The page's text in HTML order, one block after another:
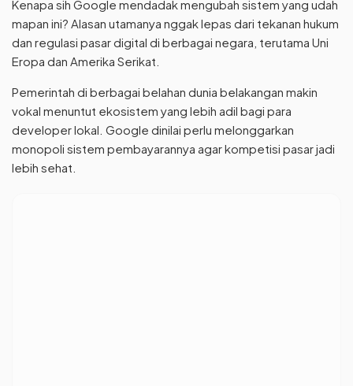
Kenapa sih Google mendadak mengubah sistem yang udah
mapan ini? Alasan utamanya nggak lepas dari tekanan hukum
dan regulasi pasar digital di berbagai negara, terutama Uni
Eropa dan Amerika Serikat.
Pemerintah di berbagai belahan dunia belakangan makin
vokal menuntut ekosistem yang lebih adil bagi para
developer lokal. Google dinilai perlu melonggarkan
monopoli sistem pembayarannya agar kompetisi pasar jadi
lebih sehat.